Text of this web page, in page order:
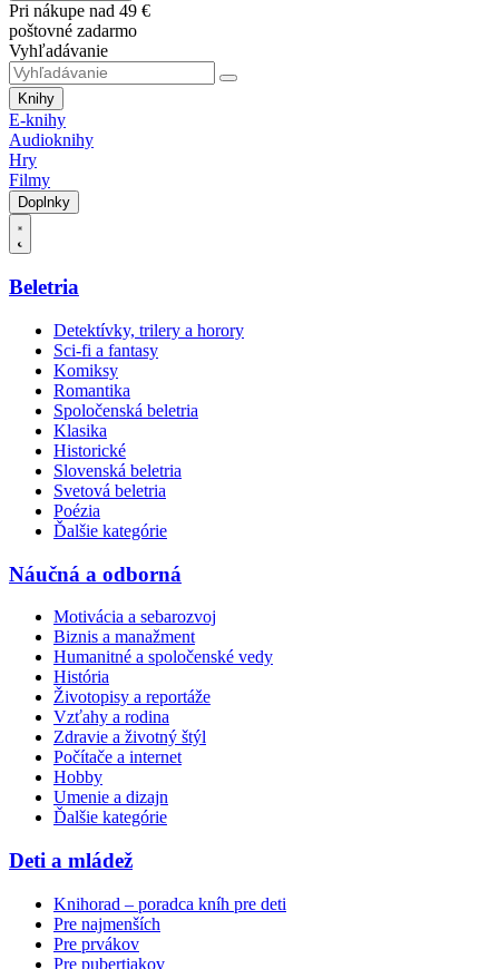
Pri nákupe nad 49 €
poštovné zadarmo
Vyhľadávanie
Knihy
E-knihy
Audioknihy
Hry
Filmy
Doplnky
Beletria
Detektívky, trilery a horory
Sci-fi a fantasy
Komiksy
Romantika
Spoločenská beletria
Klasika
Historické
Slovenská beletria
Svetová beletria
Poézia
Ďalšie kategórie
Náučná a odborná
Motivácia a sebarozvoj
Biznis a manažment
Humanitné a spoločenské vedy
História
Životopisy a reportáže
Vzťahy a rodina
Zdravie a životný štýl
Počítače a internet
Hobby
Umenie a dizajn
Ďalšie kategórie
Deti a mládež
Knihorad – poradca kníh pre deti
Pre najmenších
Pre prvákov
Pre pubertiakov